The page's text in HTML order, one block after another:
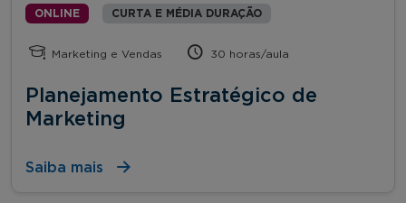
ONLINE CURTA E MÉDIA DURAÇÃO
Marketing e Vendas 30 horas/aula
Planejamento Estratégico de
Marketing
Saiba mais